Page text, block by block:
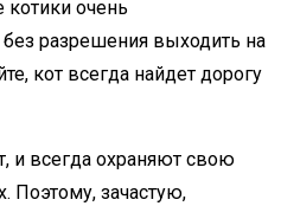
котики очень
разрешения выходить на
кот всегда найдет дорогу
и всегда охраняют свою
Поэтому, зачастую,